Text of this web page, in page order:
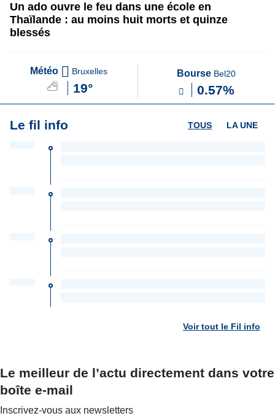
Un ado ouvre le feu dans une école en
Thaïlande : au moins huit morts et quinze
blessés
Météo Bruxelles
19°
Bourse Bel20
0.57%
Le fil info LA UNE
TOUS
Voir tout le Fil info
Le meilleur de l’actu directement dans votre
boîte e-mail
Inscrivez-vous aux newsletters